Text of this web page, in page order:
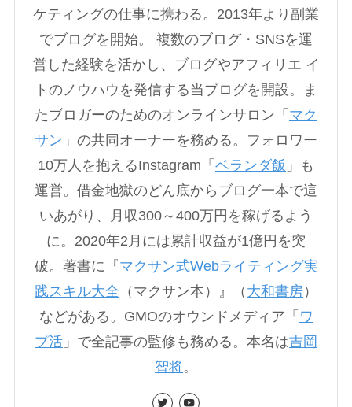
ケティングの仕事に携わる。2013年より副業
でブログを開始。 複数のブログ・SNSを運
営した経験を活かし、ブログやアフィリエ イ
トのノウハウを発信する当ブログを開設。ま
たブロガーのためのオンラインサロン「 マク
サン 」の共同オーナーを務める。フォロワー
10万人を抱えるInstagram「 ベランダ飯 」も
運営。借金地獄のどん底からブログ一本で這
いあがり、月収300～400万円を稼げるよう
に。2020年2月には累計収益が1億円を突
破。著書に『マクサン式Webライティング実
践スキル大全 （マクサン本）』（ 大和書房）
などがある。GMOのオウンドメディア「 ワ
プ活 」で全記事の監修も務める。本名は吉岡
智将。